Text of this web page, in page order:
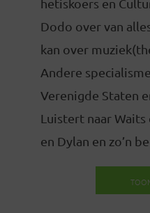
Dodo over van
kan over
Andere
Verenigde Staten
Luistert naar Waits
en Dylan en zo’n